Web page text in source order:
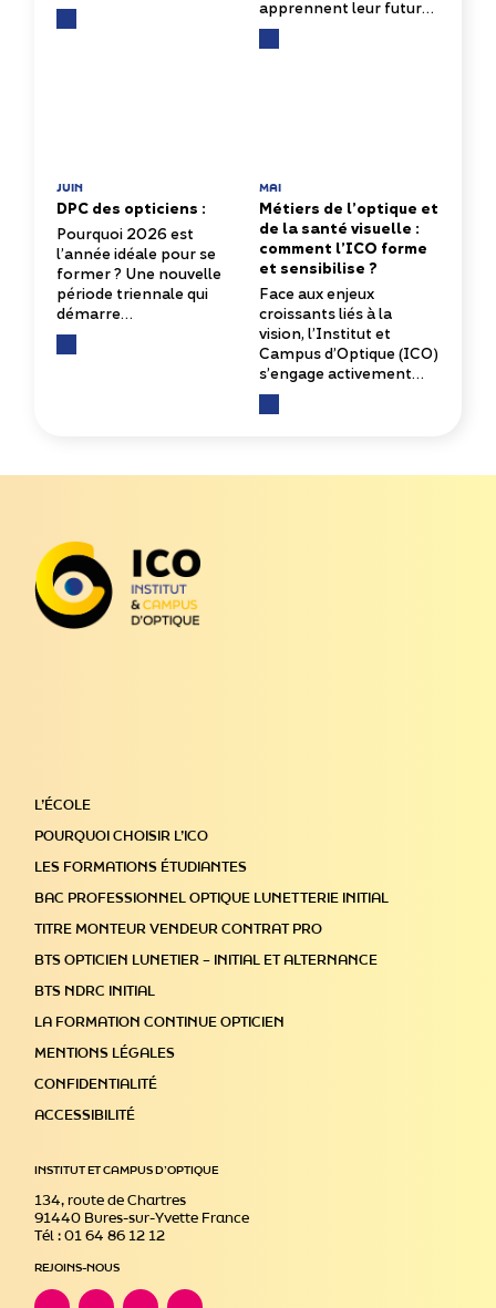
apprennent leur futur…
JUIN
DPC des opticiens :
Pourquoi 2026 est
l’année idéale pour se
former ? Une nouvelle
période triennale qui
démarre…
MAI
Métiers de l’optique et
de la santé visuelle :
comment l’ICO forme
et sensibilise ?
Face aux enjeux
croissants liés à la
vision, l’Institut et
Campus d’Optique (ICO)
s’engage activement…
L’ÉCOLE
POURQUOI CHOISIR L’ICO
LES FORMATIONS ÉTUDIANTES
BAC PROFESSIONNEL OPTIQUE LUNETTERIE INITIAL
TITRE MONTEUR VENDEUR CONTRAT PRO
BTS OPTICIEN LUNETIER – INITIAL ET ALTERNANCE
BTS NDRC INITIAL
LA FORMATION CONTINUE OPTICIEN
MENTIONS LÉGALES
CONFIDENTIALITÉ
ACCESSIBILITÉ
INSTITUT ET CAMPUS D’OPTIQUE
134, route de Chartres
91440 Bures-sur-Yvette France
Tél : 01 64 86 12 12
REJOINS-NOUS